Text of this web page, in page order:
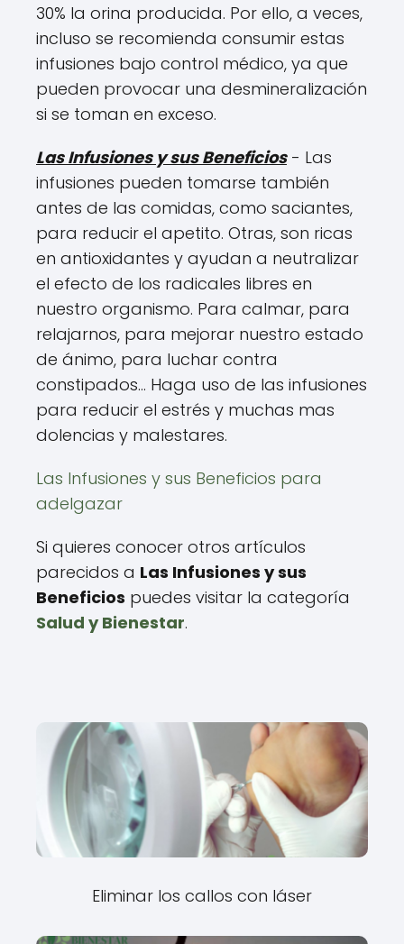
30% la orina producida. Por ello, a veces,
incluso se recomienda consumir estas
infusiones bajo control médico, ya que
pueden provocar una desmineralización
si se toman en exceso.
Las Infusiones y sus Beneficios- Las
infusiones pueden tomarse también
antes de las comidas, como saciantes,
para reducir el apetito. Otras, son ricas
en antioxidantes y ayudan a neutralizar
el efecto de los radicales libres en
nuestro organismo. Para calmar, para
relajarnos, para mejorar nuestro estado
de ánimo, para luchar contra
constipados... Haga uso de las infusiones
para reducir el estrés y muchas mas
dolencias y malestares.
Las Infusiones y sus Beneficios para
adelgazar
Si quieres conocer otros artículos
parecidos a Las Infusiones y sus
Beneficios puedes visitar la categoría
Salud y Bienestar.
Eliminar los callos con láser